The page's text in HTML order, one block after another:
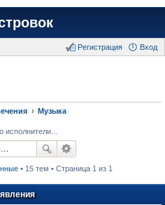
Вход
Регистрация
Музыка
исполнители...
• 15 тем • Страница 1 из 1